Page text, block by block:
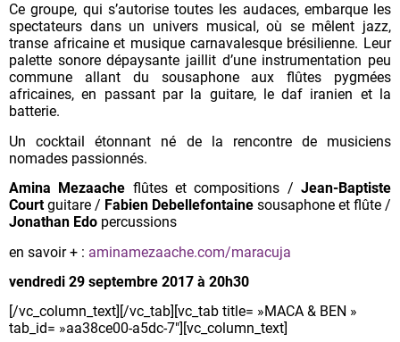
Ce groupe, qui s’autorise toutes les audaces, embarque les
spectateurs dans un univers musical, où se mêlent jazz,
transe africaine et musique carnavalesque brésilienne. Leur
palette sonore dépaysante jaillit d’une instrumentation peu
commune allant du sousaphone aux flûtes pygmées
africaines, en passant par la guitare, le daf iranien et la
batterie.
Un cocktail étonnant né de la rencontre de musiciens
nomades passionnés.
Amina Mezaache flûtes et compositions /Jean-Baptiste
Courtguitare / Fabien Debellefontaine sousaphone et flûte /
Jonathan Edo percussions
en savoir + : aminamezaache.com/maracuja
vendredi 29 septembre 2017 à 20h30
[/vc_column_text][/vc_tab][vc_tab title= »MACA & BEN »
tab_id= »aa38ce00-a5dc-7″][vc_column_text]